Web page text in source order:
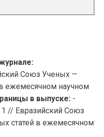
Союз Ученых —
ежемесячном научном
в выпуске: -
1 // Евразийский Союз
статей в ежемесячном